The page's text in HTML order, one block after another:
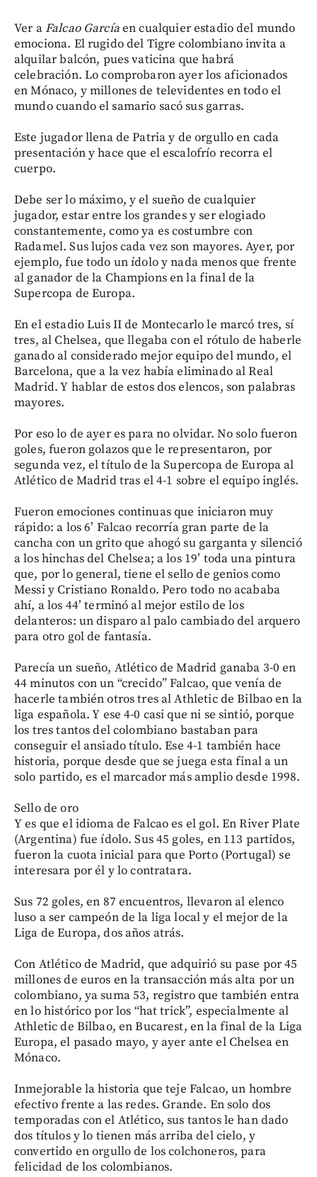
Ver aFalcao Garcíaen cualquier estadio del mundo
emociona. El rugido del Tigre colombiano invita a
alquilar balcón, pues vaticina que habrá
celebración. Lo comprobaron ayer los aficionados
en Mónaco, y millones de televidentes en todo el
mundo cuando el samario sacó sus garras.
Este jugador llena de Patria y de orgullo en cada
presentación y hace que el escalofrío recorra el
cuerpo.
Debe ser lo máximo, y el sueño de cualquier
jugador, estar entre los grandes y ser elogiado
constantemente, como ya es costumbre con
Radamel. Sus lujos cada vez son mayores. Ayer, por
ejemplo, fue todo un ídolo y nada menos que frente
al ganador de la Champions en la final de la
Supercopa de Europa.
En el estadio Luis II de Montecarlo le marcó tres, sí
tres, al Chelsea, que llegaba con el rótulo de haberle
ganado al considerado mejor equipo del mundo, el
Barcelona, que a la vez había eliminado al Real
Madrid. Y hablar de estos dos elencos, son palabras
mayores.
Por eso lo de ayer es para no olvidar. No solo fueron
goles, fueron golazos que le representaron, por
segunda vez, el título de la Supercopa de Europa al
Atlético de Madrid tras el 4-1 sobre el equipo inglés.
Fueron emociones continuas que iniciaron muy
rápido: a los 6’ Falcao recorría gran parte de la
cancha con un grito que ahogó su garganta y silenció
a los hinchas del Chelsea; a los 19’ toda una pintura
que, por lo general, tiene el sello de genios como
Messi y Cristiano Ronaldo. Pero todo no acababa
ahí, a los 44’ terminó al mejor estilo de los
delanteros: un disparo al palo cambiado del arquero
para otro gol de fantasía.
Parecía un sueño, Atlético de Madrid ganaba 3-0 en
44 minutos con un “crecido” Falcao, que venía de
hacerle también otros tres al Athletic de Bilbao en la
liga española. Y ese 4-0 casi que ni se sintió, porque
los tres tantos del colombiano bastaban para
conseguir el ansiado título. Ese 4-1 también hace
historia, porque desde que se juega esta final a un
solo partido, es el marcador más amplio desde 1998.
Sello de oro
Y es que el idioma de Falcao es el gol. En River Plate
(Argentina) fue ídolo. Sus 45 goles, en 113 partidos,
fueron la cuota inicial para que Porto (Portugal) se
interesara por él y lo contratara.
Sus 72 goles, en 87 encuentros, llevaron al elenco
luso a ser campeón de la liga local y el mejor de la
Liga de Europa, dos años atrás.
Con Atlético de Madrid, que adquirió su pase por 45
millones de euros en la transacción más alta por un
colombiano, ya suma 53, registro que también entra
en lo histórico por los “hat trick”, especialmente al
Athletic de Bilbao, en Bucarest, en la final de la Liga
Europa, el pasado mayo, y ayer ante el Chelsea en
Mónaco.
Inmejorable la historia que teje Falcao, un hombre
efectivo frente a las redes. Grande. En solo dos
temporadas con el Atlético, sus tantos le han dado
dos títulos y lo tienen más arriba del cielo, y
convertido en orgullo de los colchoneros, para
felicidad de los colombianos.